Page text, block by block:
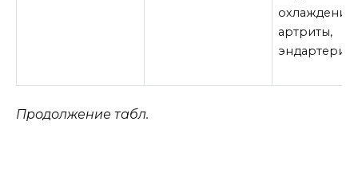
охлаждения,
артриты,
Продолжение табл.